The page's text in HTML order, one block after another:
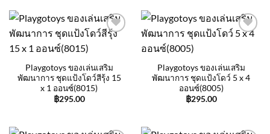
Add to
Playgotoys ของเล่นเสริม
พัฒนาการ ชุดแป้งโดว์สีรุ้ง 15
x 1 ออนซ์(8015)
฿295.00
Playgotoys ของเล่นเสริม
พัฒนาการ ชุดแป้งโดว์ 5 x 4
ออนซ์(8005)
฿295.00